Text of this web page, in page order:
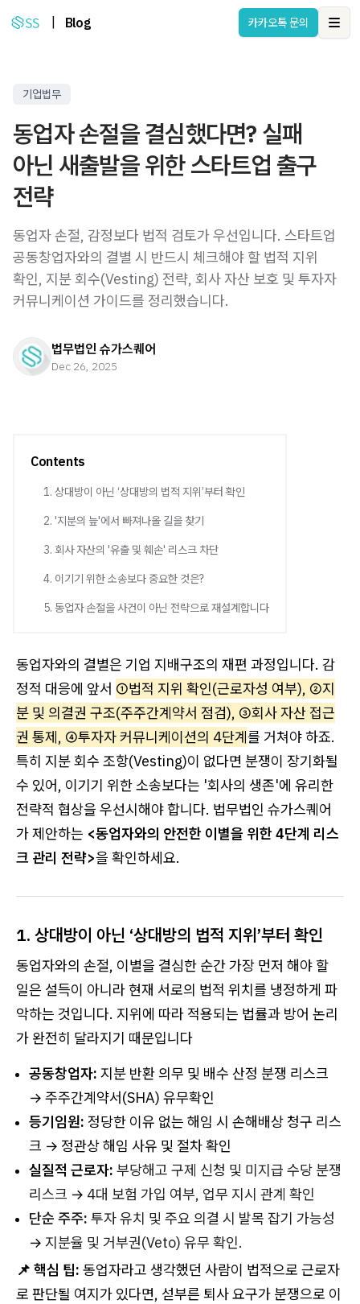
Blog 카카오톡 문의
기업법무
동업자 손절을 결심했다면? 실패
아닌 새출발을 위한 스타트업 출구
전략
동업자 손절, 감정보다 법적 검토가 우선입니다. 스타트업
공동창업자와의 결별 시 반드시 체크해야 할 법적 지위
확인, 지분 회수(Vesting) 전략, 회사 자산 보호 및 투자자
커뮤니케이션 가이드를 정리했습니다.
법무법인 슈가스퀘어
Dec 26, 2025
Contents
1. 상대방이 아닌 ‘상대방의 법적 지위’부터 확인
2. '지분의 늪'에서 빠져나올 길을 찾기
3. 회사 자산의 '유출 및 훼손' 리스크 차단
4. 이기기 위한 소송보다 중요한 것은?
5. 동업자 손절을 사건이 아닌 전략으로 재설계합니다
동업자와의 결별은 기업 지배구조의 재편 과정입니다. 감
정적 대응에 앞서 ①법적 지위 확인(근로자성 여부), ②지
분 및 의결권 구조(주주간계약서 점검), ③회사 자산 접근
권 통제, ④투자자 커뮤니케이션의 4단계를 거쳐야 하죠.
특히 지분 회수 조항(Vesting)이 없다면 분쟁이 장기화될
수 있어, 이기기 위한 소송보다는 '회사의 생존'에 유리한
전략적 협상을 우선시해야 합니다. 법무법인 슈가스퀘어
가 제안하는 <동업자와의 안전한 이별을 위한 4단계 리스
크 관리 전략>을 확인하세요.
1. 상대방이 아닌 ‘상대방의 법적 지위’부터 확인
동업자와의 손절, 이별을 결심한 순간 가장 먼저 해야 할
일은 설득이 아니라 현재 서로의 법적 위치를 냉정하게 파
악하는 것입니다. 지위에 따라 적용되는 법률과 방어 논리
가 완전히 달라지기 때문입니다
공동창업자: 지분 반환 의무 및 배수 산정 분쟁 리스크
→ 주주간계약서(SHA) 유무확인
등기임원: 정당한 이유 없는 해임 시 손해배상 청구 리스
크 → 정관상 해임 사유 및 절차 확인
실질적 근로자: 부당해고 구제 신청 및 미지급 수당 분쟁
리스크 → 4대 보험 가입 여부, 업무 지시 관계 확인
단순 주주: 투자 유치 및 주요 의결 시 발목 잡기 가능성
→ 지분율 및 거부권(Veto) 유무 확인.
📌 핵심 팁: 동업자라고 생각했던 사람이 법적으로 근로자
로 판단될 여지가 있다면, 섣부른 퇴사 요구가 분쟁으로 이